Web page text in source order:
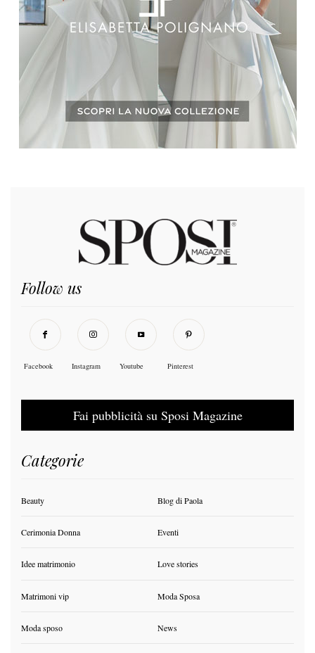
Follow us
Facebook Instagram Youtube Pinterest
Fai pubblicità su Sposi Magazine
Categorie
Beauty Blog di Paola
Cerimonia Donna Eventi
Idee matrimonio Love stories
Matrimoni vip Moda Sposa
Moda sposo News